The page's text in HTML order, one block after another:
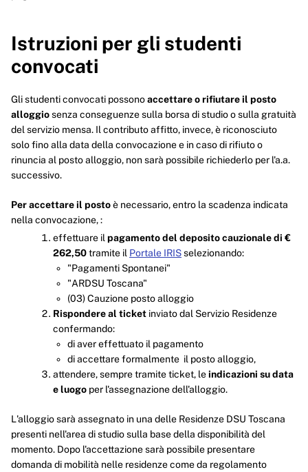
Istruzioni per gli studenti
convocati
Gli studenti convocati possonoaccettare o rifiutareil posto
alloggiosenza conseguenze sulla borsa di studio o sulla gratuità
del servizio mensa. Il contributo affitto, invece, è riconosciuto
solo fino alla data della convocazione e in caso di rifiuto o
rinuncia al posto alloggio, non sarà possibile richiederlo per l'a.a.
successivo.
Per accettare il postoè necessario, entro la scadenza indicata
nella convocazione, :
effettuare ilpagamento del deposito cauzionale di €
262,50tramite il Portale IRISselezionando:
"Pagamenti Spontanei"
"ARDSU Toscana"
(03) Cauzione posto alloggio
Rispondere al ticket inviato dal Servizio Residenze
confermando:
di aver effettuato il pagamento
di accettare formalmente il posto alloggio,
attendere, sempre tramite ticket, leindicazioni su data
e luogo per l'assegnazione dell'alloggio.
L'alloggio sarà assegnato in una delle Residenze DSU Toscana
presenti nell'area di studio sulla base della disponibilità del
momento. Dopo l'accettazione sarà possibile presentare
domanda di mobilità nelle residenze come da regolamento